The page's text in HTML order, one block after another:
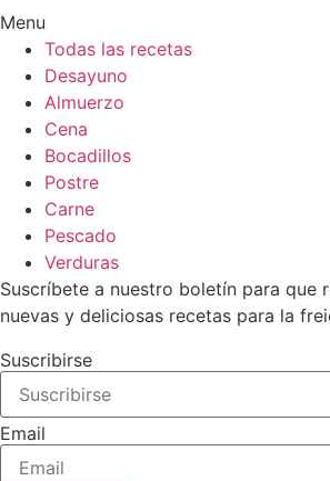
Menu
Todas las recetas
Desayuno
Almuerzo
Cena
Bocadillos
Postre
Carne
Pescado
Verduras
Suscríbete a nuestro boletín para que
nuevas y deliciosas recetas para la
Suscribirse
Email